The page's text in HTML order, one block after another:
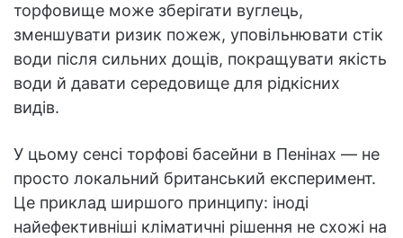
торфовище може зберігати вуглець,
зменшувати ризик пожеж, уповільнювати стік
води після сильних дощів, покращувати якість
води й давати середовище для рідкісних
видів.
У цьому сенсі торфові басейни в Пенінах — не
просто локальний британський експеримент.
Це приклад ширшого принципу: іноді
найефективніші кліматичні рішення не схожі на